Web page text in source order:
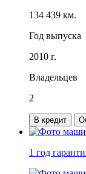
134 439 км.
Год выпуска
2010 г.
Владельцев
2
В кредит
1 год